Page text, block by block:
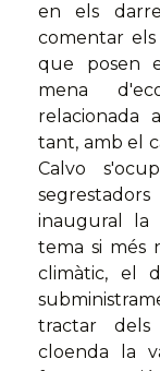
en els
comentar
que posen
mena
relacionada
tant, amb el
Calvo
inaugural la
tema si més
climàtic, el
tractar dels
cloenda la